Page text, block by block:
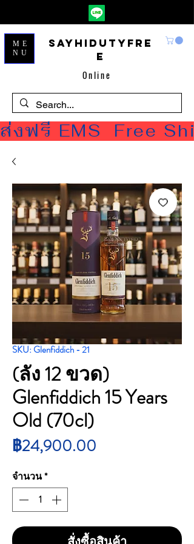
Sayhidutyfre
e
Online
ME
NU
ส่งฟรี EMS  Free
SKU: Glenfiddich - 21
(ลัง 12 ขวด)
Glenfiddich 15 Years
Old (70cl)
฿24,900.00
จำนวน*
สั่งซื้อสินค้า